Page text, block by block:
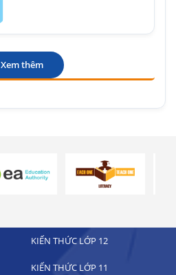
Xem thêm
KIẾN THỨC LỚP 12
KIẾN THỨC LỚP 11